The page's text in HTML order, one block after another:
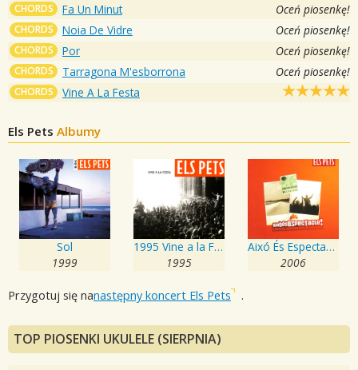
CHORDS Fa Un Minut Oceń piosenkę!
CHORDS Noia De Vidre Oceń piosenkę!
CHORDS Por Oceń piosenkę!
CHORDS Tarragona M'esborrona Oceń piosenkę!
CHORDS Vine A La Festa
Els Pets Albumy
Sol
1999
1995 Vine a la Festa
1995
Aixó És Espectacle: Crònica Sentimental D'una Gira
2006
Przygotuj się nanastępny koncert Els Pets .
TOP PIOSENKI UKULELE (SIERPNIA)